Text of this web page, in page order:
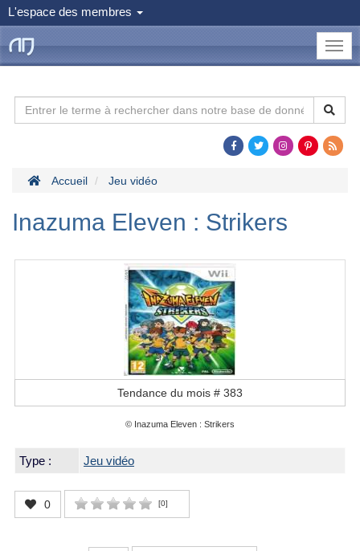
L'espace des membres
le
Dojo
Accueil Jeu vidéo
Inazuma Eleven : Strikers
Tendance du mois # 383
© Inazuma Eleven : Strikers
Type : Jeu vidéo
0 [0]